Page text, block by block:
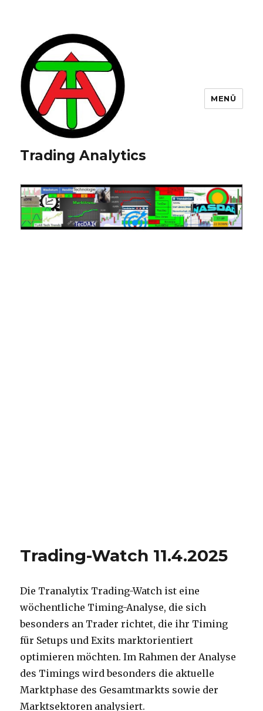
Trading Analytics
MENÜ
Trading-Watch 11.4.2025
Die Tranalytix Trading-Watch ist eine
wöchentliche Timing-Analyse, die sich
besonders an Trader richtet, die ihr Timing
für Setups und Exits marktorientiert
optimieren möchten. Im Rahmen der Analyse
des Timings wird besonders die aktuelle
Marktphase des Gesamtmarkts sowie der
Marktsektoren analysiert.